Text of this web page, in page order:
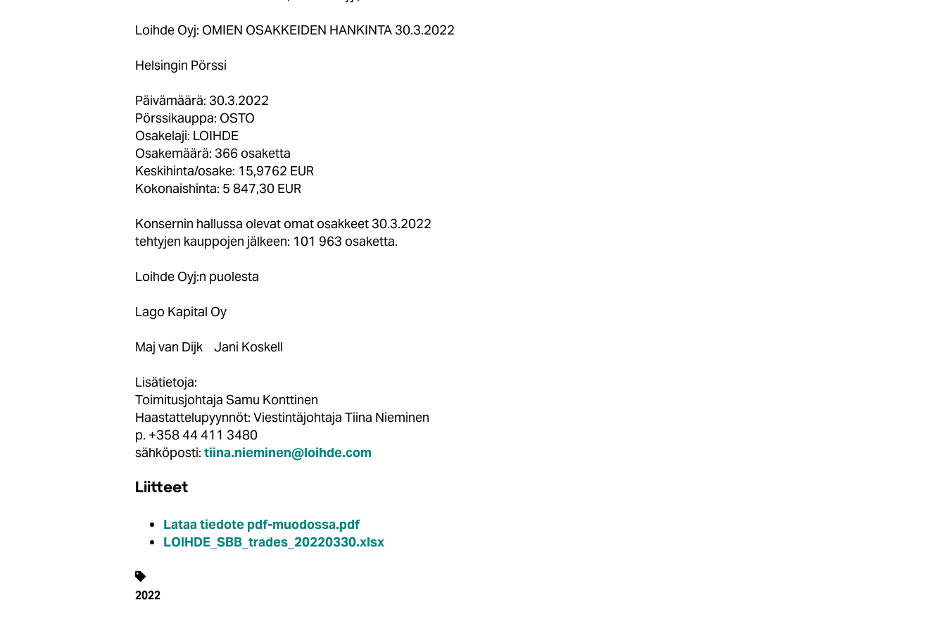
Loihde Oyj: OMIEN OSAKKEIDEN HANKINTA 30.3.2022
Helsingin Pörssi
Päivämäärä: 30.3.2022
Pörssikauppa: OSTO
Osakelaji: LOIHDE
Osakemäärä: 366 osaketta
Keskihinta/osake: 15,9762 EUR
Kokonaishinta: 5 847,30 EUR
Konsernin hallussa olevat omat osakkeet 30.3.2022
tehtyjen kauppojen jälkeen: 101 963 osaketta.
Loihde Oyj:n puolesta
Lago Kapital Oy
Maj van Dijk Jani Koskell
Lisätietoja:
Toimitusjohtaja Samu Konttinen
Haastattelupyynnöt: Viestintäjohtaja Tiina Nieminen
p. +358 44 411 3480
sähköposti: tiina.nieminen@loihde.com
Liitteet
Lataa tiedote pdf-muodossa.pdf
LOIHDE_SBB_trades_20220330.xlsx
2022